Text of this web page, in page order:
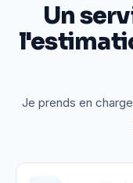
Un
Je prends en